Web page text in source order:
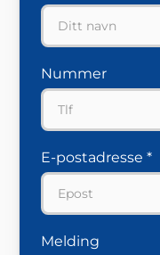
Nummer
E-postadresse *
Melding